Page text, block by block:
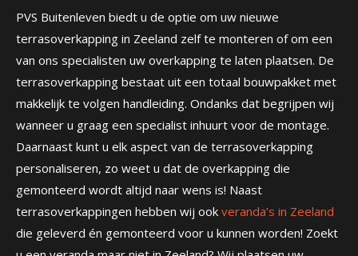
PVS Buitenleven biedt u de optie om uw nieuwe
terrasoverkapping in Zeeland zelf te monteren of om een
van ons specialisten uw overkapping te laten plaatsen. De
terrasoverkapping bestaat uit een totaal bouwpakket met
makkelijk te volgen handleiding. Ondanks dat begrijpen wij
wanneer u graag een specialist inhuurt voor de montage.
Daarnaast kunt u elk aspect van de terrasoverkapping
personaliseren, zo weet u dat de overkapping die
gemonteerd wordt altijd naar wens is! Naast
terrasoverkappingen hebben wij ook veranda’s in Zeeland
die geleverd én gemonteerd voor u kunnen worden! Zoekt